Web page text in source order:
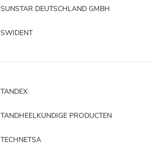
SUNSTAR DEUTSCHLAND GMBH
SWIDENT
TANDEX
TANDHEELKUNDIGE PRODUCTEN
TECHNETSA